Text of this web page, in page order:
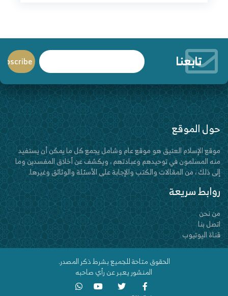
تابعنا
حول الموقع
موقع الإسلام العتيق هو موقع عام وشامل يجمع كل ما يمكن أن يستفيد
منه المسلمون في توحيدهم وعبادتهم ، ويكشف عن أخلاق المفسدين وما
إلى ذلك ، من المقالات والكتب والإجابة على الأسئلة والوثائق وغيرها.
روابط سريعة
من نحن
اتصل بنا
قناة اليوتيوب
الحقوق متاحة للجميع بشرط ذكر المصدر.
المنشور يعبر عن رأي صاحبه